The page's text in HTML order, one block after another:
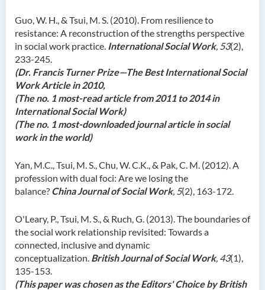
Guo, W. H., & Tsui, M. S. (2010). From resilience to
resistance: A reconstruction of the strengths perspective
in social work practice. International Social Work, 53(2),
233-245.
(Dr. Francis Turner Prize—The Best International Social
Work Article in 2010,
(The no. 1 most-read article from 2011 to 2014 in
International Social Work)
(The no. 1 most-downloaded journal article in social
work in the world)
Yan, M.C., Tsui, M. S., Chu, W. C.K., & Pak, C. M. (2012). A
profession with dual foci: Are we losing the
balance? China Journal of Social Work, 5(2), 163-172.
O'Leary, P., Tsui, M. S., & Ruch, G. (2013). The boundaries of
the social work relationship revisited: Towards a
connected, inclusive and dynamic
conceptualization. British Journal of Social Work, 43(1),
135-153.
(This paper was chosen as the Editors' Choice by British